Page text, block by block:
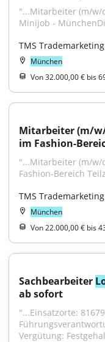
"...Mitarbeiter (m/w/
Minijob -
TMS
München
Von 32.000,00 € bis
Mitarbeiter (m/
im Fashion-
"...Mitarbeiter (m/w/
Fashion-Bereich
TMS
München
Von 22.000,00 € bis
Sachbearbeiter
ab sofort
"...Einsatzorte: 81679
Vergütung: